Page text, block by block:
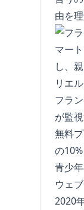
由を
フラ
が監
無料
の
青少
ウェ
2020